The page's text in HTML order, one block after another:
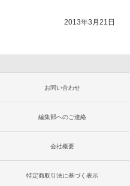
2013年3月21日
お問い合わせ
編集部へのご連絡
会社概要
特定商取引法に基づく表示